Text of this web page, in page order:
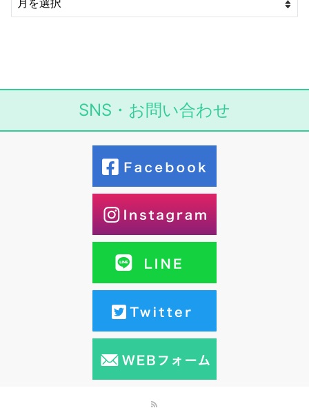
SNS・お問い合わせ